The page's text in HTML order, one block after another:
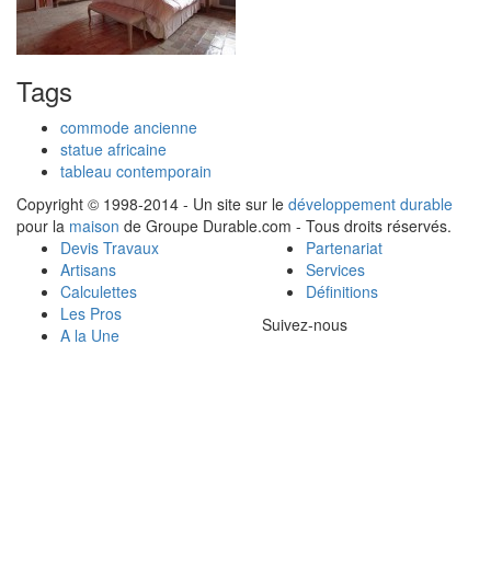
Tags
commode ancienne
statue africaine
tableau contemporain
Copyright © 1998-2014 - Un site sur le développement durable
pour la maison de Groupe Durable.com - Tous droits réservés.
Devis Travaux
Artisans
Calculettes
Les Pros
A la Une
Partenariat
Services
Définitions
Suivez-nous